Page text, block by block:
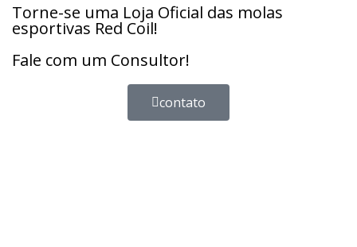
Torne-se uma Loja Oficial das molas
esportivas Red Coil!
Fale com um Consultor!
contato